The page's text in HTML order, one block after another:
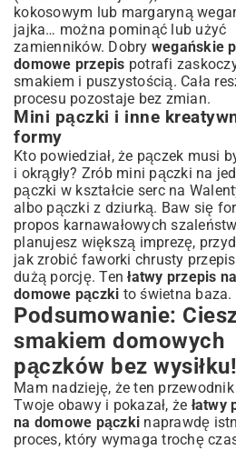
kokosowym lub margaryną
jajka… można pominąć lub użyć
zamienników. Dobry wegańskie
domowe przepis potrafi
smakiem i puszystością. Cała
procesu pozostaje bez zmian.
Mini pączki i inne
formy
Kto powiedział, że pączek musi
i okrągły? Zrób mini pączki na
pączki w kształcie serc na
albo pączki z dziurką. Baw się
propos karnawałowych
planujesz większą imprezę,
jak zrobić faworki chrusty przepis
dużą porcję. Tenłatwy przepis na
domowe pączki to świetna baza.
Podsumowanie:
smakiem domowych
pączków bez wysiłku!
Mam nadzieję, że ten przewodnik
Twoje obawy i pokazał, że łatwy
na domowe pączki naprawdę
proces, który wymaga trochę